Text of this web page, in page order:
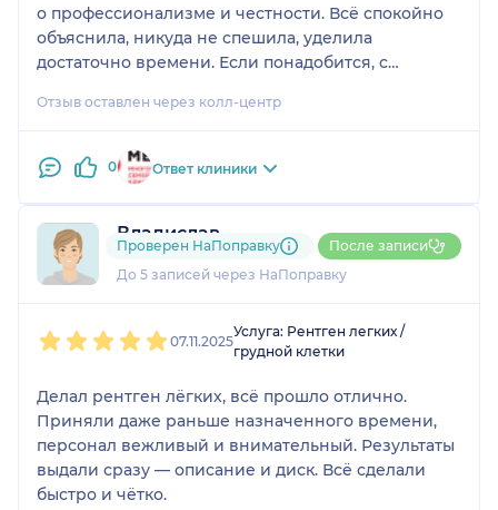
о профессионализме и честности. Всё спокойно
объяснила, никуда не спешила, уделила
достаточно времени. Если понадобится, с
Отзыв оставлен через колл-центр
0 Ответ клиники
Владислав
1 отзыв
До 5 записей через НаПоправку
Проверен НаПоправку После записи
07.11.2025
Услуга: Рентген легких /
грудной клетки
Делал рентген лёгких, всё прошло отлично.
Приняли даже раньше назначенного времени,
персонал вежливый и внимательный. Результаты
выдали сразу — описание и диск. Всё сделали
быстро и чётко.